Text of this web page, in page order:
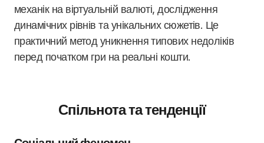
механік на віртуальній валюті, дослідження
динамічних рівнів та унікальних сюжетів. Це
практичний метод уникнення типових недоліків
перед початком гри на реальні кошти.
Спільнота та тенденції